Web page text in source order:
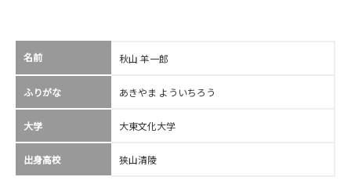
名前 秋山 羊一郎
ふりがな あきやま よういちろう
大学 大東文化大学
出身高校 狭山清陵